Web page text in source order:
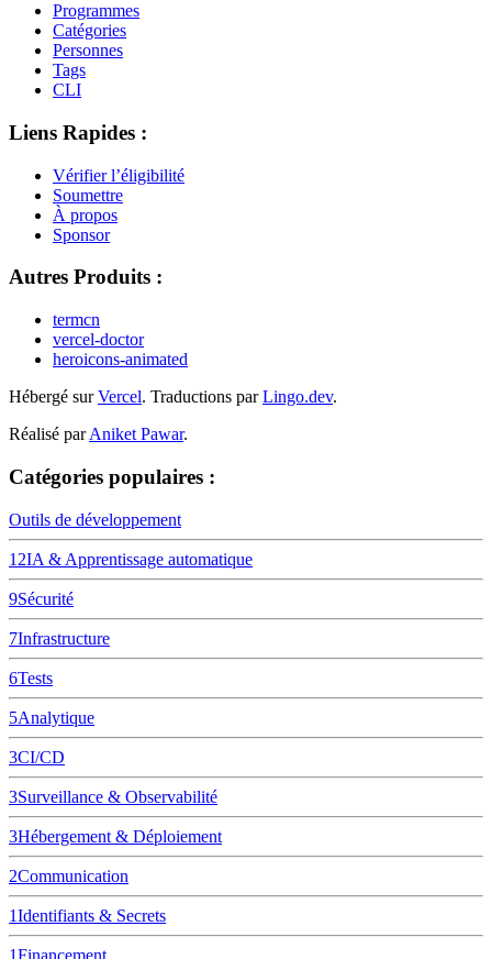
Programmes
Catégories
Personnes
Tags
CLI
Liens Rapides :
Vérifier l’éligibilité
Soumettre
À propos
Sponsor
Autres Produits :
termcn
vercel-doctor
heroicons-animated
Hébergé sur Vercel. Traductions par Lingo.dev.
Réalisé par Aniket Pawar.
Catégories populaires :
Outils de développement
12IA & Apprentissage automatique
9Sécurité
7Infrastructure
6Tests
5Analytique
3CI/CD
3Surveillance & Observabilité
3Hébergement & Déploiement
2Communication
1Identifiants & Secrets
1Financement